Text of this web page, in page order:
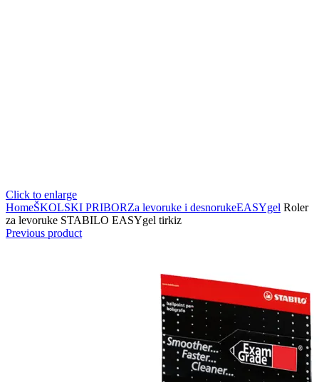
Click to enlarge
HomeŠKOLSKI PRIBORZa levoruke i desnorukeEASYgel Roler
za levoruke STABILO EASYgel tirkiz
Previous product